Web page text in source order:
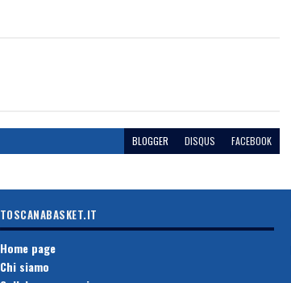
BLOGGER DISQUS FACEBOOK
TOSCANABASKET.IT
Home page
Chi siamo